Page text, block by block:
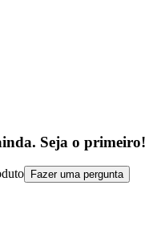
Seja o primeiro!
Fazer uma pergunta